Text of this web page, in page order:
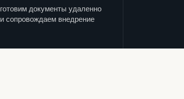
готовим документы удаленно
и сопровождаем внедрение